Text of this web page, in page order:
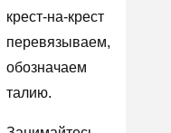
крест-на-крест
перевязываем,
обозначаем
талию.